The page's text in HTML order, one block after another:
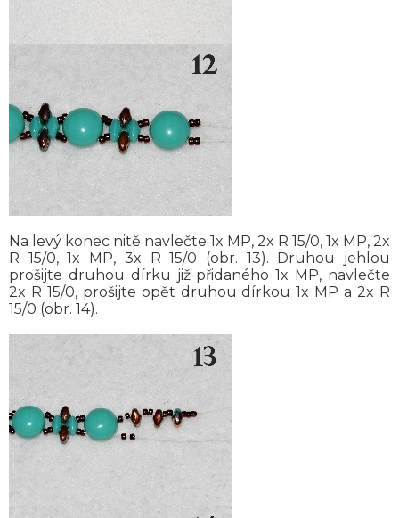
Na levý konec nitě navlečte 1x MP, 2x R 15/0, 1x MP, 2x
R 15/0, 1x MP, 3x R 15/0 (obr. 13). Druhou jehlou
prošijte druhou dírku již přidaného 1x MP, navlečte
2x R 15/0, prošijte opět druhou dírkou 1x MP a 2x R
15/0 (obr. 14).